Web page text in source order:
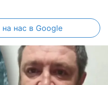
на нас в Google